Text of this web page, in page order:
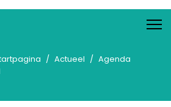
Actueel
Agenda